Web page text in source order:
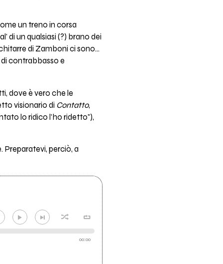
un treno in corsa
di un qualsiasi (?) brano dei
di Zamboni ci sono…
contrabbasso e
dove è vero che le
visionario di Contatto,
lo ridico l'ho ridetto"),
Preparatevi, perciò, a
00:00